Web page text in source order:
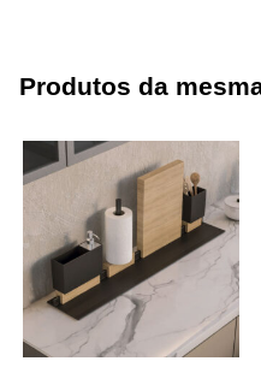
Produtos da